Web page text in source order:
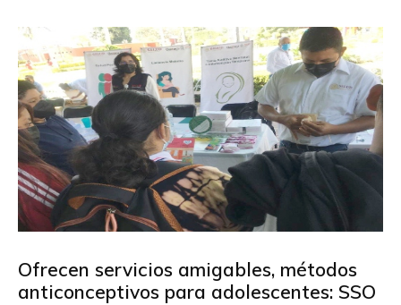
Ofrecen servicios amigables, métodos
anticonceptivos para adolescentes: SSO